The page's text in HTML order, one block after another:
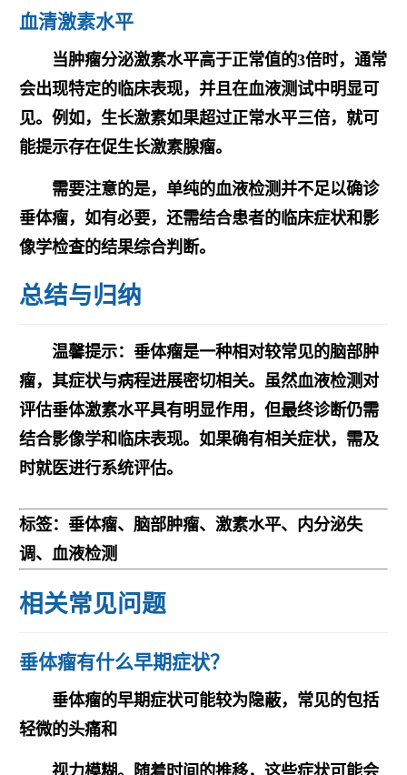
血清激素水平
当肿瘤分泌激素水平高于正常值的3倍时，通常
会出现特定的临床表现，并且在血液测试中明显可
见。例如，生长激素如果超过正常水平三倍，就可
能提示存在促生长激素腺瘤。
需要注意的是，单纯的血液检测并不足以确诊
垂体瘤，如有必要，还需结合患者的临床症状和影
像学检查的结果综合判断。
总结与归纳
温馨提示：垂体瘤是一种相对较常见的脑部肿
瘤，其症状与病程进展密切相关。虽然血液检测对
评估垂体激素水平具有明显作用，但最终诊断仍需
结合影像学和临床表现。如果确有相关症状，需及
时就医进行系统评估。
标签：垂体瘤、脑部肿瘤、激素水平、内分泌失
调、血液检测
相关常见问题
垂体瘤有什么早期症状？
垂体瘤的早期症状可能较为隐蔽，常见的包括
轻微的头痛和
视力模糊。随着时间的推移，这些症状可能会